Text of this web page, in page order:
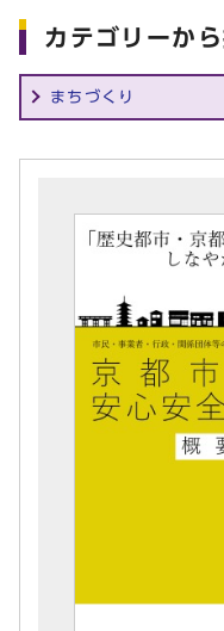
カテゴリーか
まちづくり